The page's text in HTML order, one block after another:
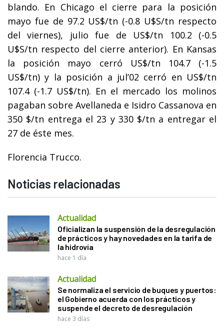
blando. En Chicago el cierre para la posición
mayo fue de 97.2 US$/tn (-0.8 U$S/tn respecto
del viernes), julio fue de US$/tn 100.2 (-0.5
U$S/tn respecto del cierre anterior). En Kansas
la posición mayo cerró US$/tn 104.7 (-1.5
US$/tn) y la posición a jul’02 cerró en US$/tn
107.4 (-1.7 US$/tn). En el mercado los molinos
pagaban sobre Avellaneda e Isidro Cassanova en
350 $/tn entrega el 23 y 330 $/tn a entregar el
27 de éste mes.
Florencia Trucco.
Noticias relacionadas
Actualidad
Oficializan la suspensión de la desregulación
de prácticos y hay novedades en la tarifa de
la hidrovía
hace 1 día
Actualidad
Se normaliza el servicio de buques y puertos:
el Gobierno acuerda con los prácticos y
suspende el decreto de desregulación
hace 3 días